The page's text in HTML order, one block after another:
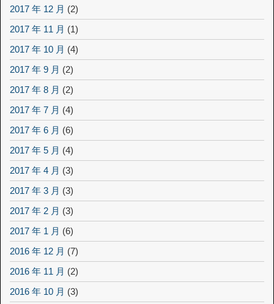
2017 年 12 月 (2)
2017 年 11 月 (1)
2017 年 10 月 (4)
2017 年 9 月 (2)
2017 年 8 月 (2)
2017 年 7 月 (4)
2017 年 6 月 (6)
2017 年 5 月 (4)
2017 年 4 月 (3)
2017 年 3 月 (3)
2017 年 2 月 (3)
2017 年 1 月 (6)
2016 年 12 月 (7)
2016 年 11 月 (2)
2016 年 10 月 (3)